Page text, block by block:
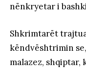
nënkryetar i
Shkrimtarët
këndvështrimin
malazez, shqiptar,